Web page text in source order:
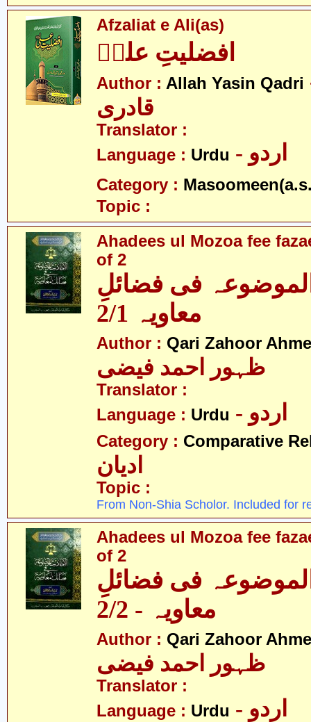
Afzaliat e Ali(as)
افضلیتِ علیؑ
Author : Allah Yasin Qadri
قادری
Translator :
Language : Urdu - اردو
Category :
Topic :
Ahadees ul Mozoa fee
of 2
فی فضائلِ
معاویہ 2/1
Author : Qari Zahoor
ظہور احمد فیضی
Translator :
Language : Urdu - اردو
Category : Comparative
ادیان
Topic :
From Non-Shia Scholor. Included for
Ahadees ul Mozoa fee
of 2
فی فضائلِ
معاویہ - 2/2
Author : Qari Zahoor
ظہور احمد فیضی
Translator :
Language : Urdu - اردو